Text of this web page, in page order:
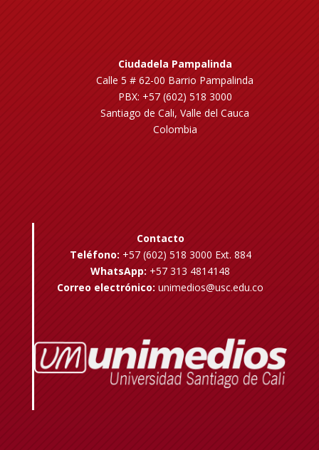
Ciudadela Pampalinda
Calle 5 # 62-00 Barrio Pampalinda
PBX: +57 (602) 518 3000
Santiago de Cali, Valle del Cauca
Colombia
Contacto
Teléfono: +57 (602) 518 3000 Ext. 884
WhatsApp: +57 313 4814148
Correo electrónico: unimedios@usc.edu.co